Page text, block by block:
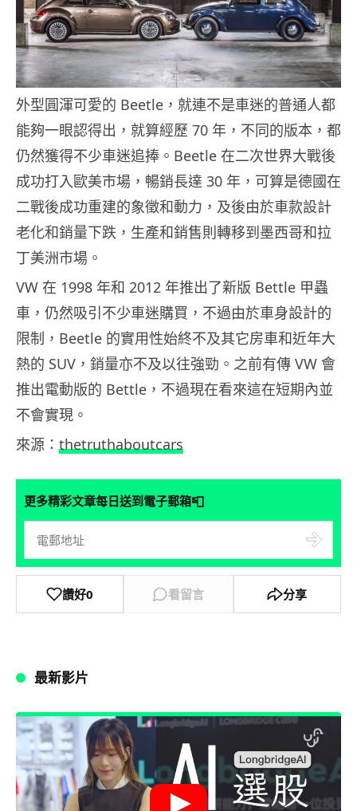
外型圓渾可愛的 Beetle，就連不是車迷的普通人都
能夠一眼認得出，就算經歷 70 年，不同的版本，都
仍然獲得不少車迷追捧。Beetle 在二次世界大戰後
成功打入歐美市場，暢銷長達 30 年，可算是德國在
二戰後成功重建的象徵和動力，及後由於車款設計
老化和銷量下跌，生產和銷售則轉移到墨西哥和拉
丁美洲市場。
VW 在 1998 年和 2012 年推出了新版 Bettle 甲蟲
車，仍然吸引不少車迷購買，不過由於車身設計的
限制，Beetle 的實用性始終不及其它房車和近年大
熱的 SUV，銷量亦不及以往強勁。之前有傳 VW 會
推出電動版的 Bettle，不過現在看來這在短期內並
不會實現。
來源： thetruthaboutcars
更多精彩文章每日送到電子郵箱📮
讚好0 看留言 分享
最新影片